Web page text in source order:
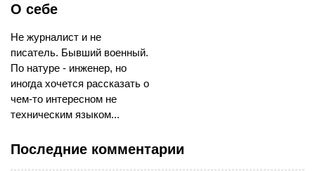
О себе
Не журналист и не
писатель. Бывший военный.
По натуре - инженер, но
иногда хочется рассказать о
чем-то интересном не
техническим языком...
Последние комментарии